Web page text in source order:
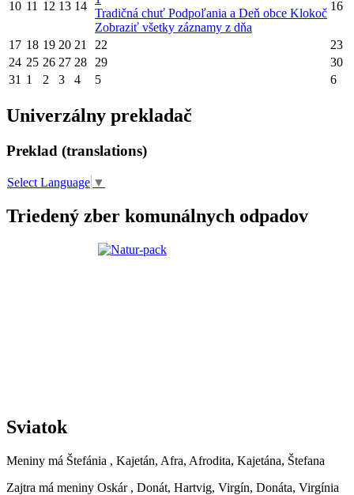
10 11 12 13 14
Tradičná chuť Podpoľania a Deň obce Klokoč
Zobraziť všetky záznamy z dňa
16
17 18 19 20 21 22
23
24 25 26 27 28 29
30
31 1 2 3 4 5 6
Univerzálny prekladač
Preklad (translations)
Select Language ▼
Triedený zber komunálnych odpadov
Sviatok
Meniny má Štefánia , Kajetán, Afra, Afrodita, Kajetána, Štefana
Zajtra má meniny Oskár , Donát, Hartvig, Virgín, Donáta, Virgínia